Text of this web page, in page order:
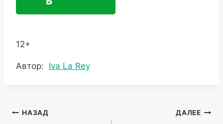
12+
Метки
Автор: Iva La Rey
Навигация
НАЗАД ДАЛЕЕ